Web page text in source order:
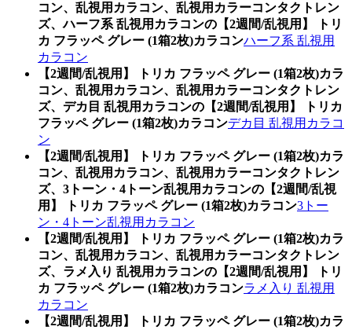
コン、乱視用カラコン、乱視用カラーコンタクトレン
ズ、ハーフ系 乱視用カラコンの【2週間/乱視用】 トリ
カ フラッペ グレー (1箱2枚)カラコンハーフ系 乱視用
カラコン
【2週間/乱視用】 トリカ フラッペ グレー (1箱2枚)カラ
コン、乱視用カラコン、乱視用カラーコンタクトレン
ズ、デカ目 乱視用カラコンの【2週間/乱視用】 トリカ
フラッペ グレー (1箱2枚)カラコンデカ目 乱視用カラコ
ン
【2週間/乱視用】 トリカ フラッペ グレー (1箱2枚)カラ
コン、乱視用カラコン、乱視用カラーコンタクトレン
ズ、3トーン・4トーン乱視用カラコンの【2週間/乱視
用】 トリカ フラッペ グレー (1箱2枚)カラコン3トー
ン・4トーン乱視用カラコン
【2週間/乱視用】 トリカ フラッペ グレー (1箱2枚)カラ
コン、乱視用カラコン、乱視用カラーコンタクトレン
ズ、ラメ入り 乱視用カラコンの【2週間/乱視用】 トリ
カ フラッペ グレー (1箱2枚)カラコンラメ入り 乱視用
カラコン
【2週間/乱視用】 トリカ フラッペ グレー (1箱2枚)カラ